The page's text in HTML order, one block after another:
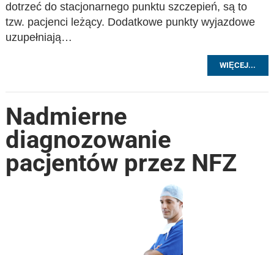
dotrzeć do stacjonarnego punktu szczepień, są to
tzw. pacjenci leżący. Dodatkowe punkty wyjazdowe
uzupełniają…
WIĘCEJ...
Nadmierne
diagnozowanie
pacjentów przez NFZ